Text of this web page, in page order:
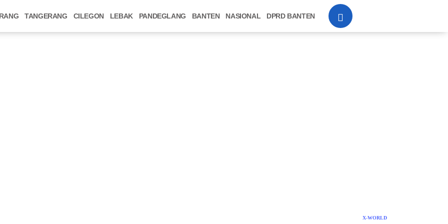
TANGERANG CILEGON LEBAK PANDEGLANG BANTEN NASIONAL DPRD BANTEN
X-WORLD